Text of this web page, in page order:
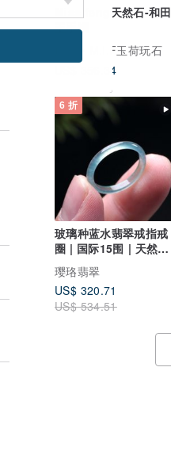
Miss feng天然石-和田
玉手镯
M.I.F玉荷玩石
US$ 356.34
6 折
玻璃种蓝水翡翠戒指戒
圈 | 国际15围 | 天然翡
翠A货 | 送礼
璎珞翡翠
US$ 320.71
US$ 534.51